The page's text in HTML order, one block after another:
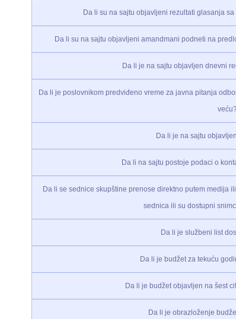
Da li su na sajtu objavljeni rezultati glasanja
Da li su na sajtu objavljeni amandmani podneti na
Da li je na sajtu objavljen dnevni
Da li je poslovnikom predviđeno vreme za javna pitanja
Da li je na sajtu
Da li na sajtu postoje podaci o
Da li se sednice skupštine prenose direktno putem medija
sednica ili su dostupni
Da li je službeni list
Da li je budžet za tekuću
Da li je budžet objavljen na šest
Da li je obrazloženje